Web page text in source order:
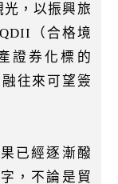
，以振興旅
（合格境
證券化標的
往來可望簽
已經逐漸醱
，不論是貿